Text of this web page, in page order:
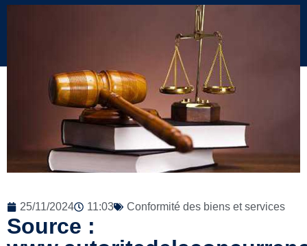
25/11/2024 11:03 Conformité des biens et services
Source :